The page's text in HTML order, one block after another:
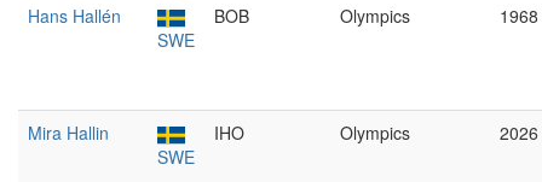
Hans Hallén
SWE
BOB Olympics 1968
Mira Hallin
SWE
IHO Olympics 2026